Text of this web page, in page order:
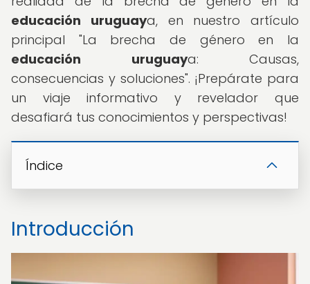
educación uruguaya, en nuestro artículo
principal "La brecha de género en la
educación uruguaya: Causas,
consecuencias y soluciones". ¡Prepárate para
un viaje informativo y revelador que
desafiará tus conocimientos y perspectivas!
Índice
Introducción